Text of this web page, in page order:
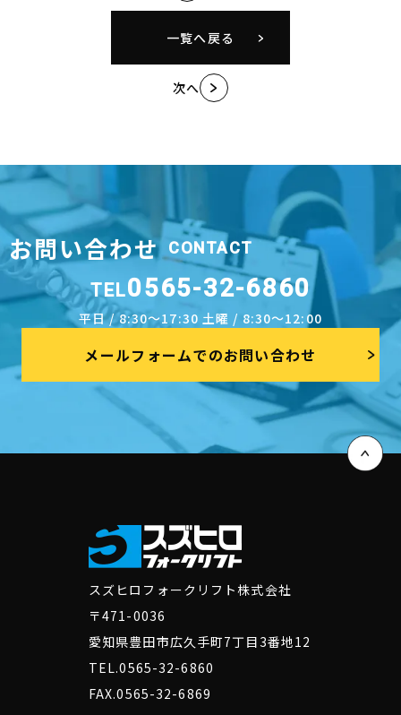
一覧へ戻る
次へ
お問い合わせ CONTACT
TEL0565-32-6860
平日 / 8:30～17:30 土曜 / 8:30～12:00
メールフォームでのお問い合わせ
スズヒロフォークリフト株式会社
〒471-0036
愛知県豊田市広久手町7丁目3番地12
TEL.0565-32-6860
FAX.0565-32-6869